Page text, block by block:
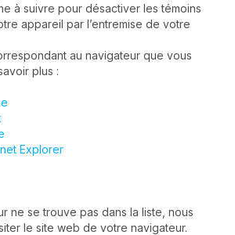
à suivre pour désactiver les témoins
appareil par l’entremise de votre
au navigateur que vous
plus :
Explorer
ne se trouve pas dans la liste, nous
le site web de votre navigateur.